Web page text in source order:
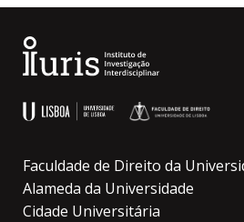
Faculdade de Direito da
Alameda da Universidade
Cidade Universitária